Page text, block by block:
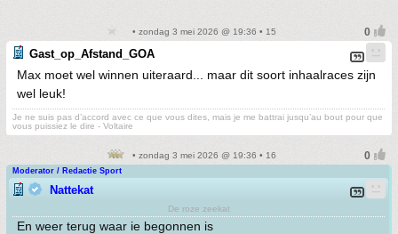
• zondag 3 mei 2026 @ 19:36 • 15
Gast_op_Afstand_GOA
Max moet wel winnen uiteraard... maar dit soort inhaalraces zijn
wel leuk!
Je ne suis pas d’accord avec ce que vous dites, mais je me battrai jusqu’au bout pour que
vous puissiez le dire - Voltaire
• zondag 3 mei 2026 @ 19:36 • 16
Moderator / Redactie Sport
Nattekat
De roze zeekat
En weer terug waar ie begonnen is